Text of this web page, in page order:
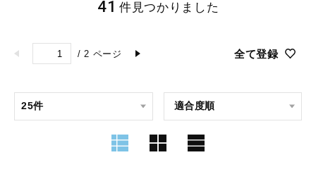
/ 2 ページ 全て登録
41 件見つかりました